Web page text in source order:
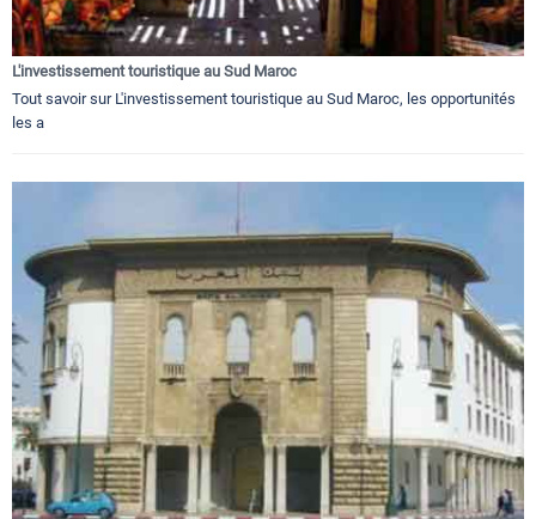
L'investissement touristique au Sud Maroc
Tout savoir sur L'investissement touristique au Sud Maroc, les opportunités
les a